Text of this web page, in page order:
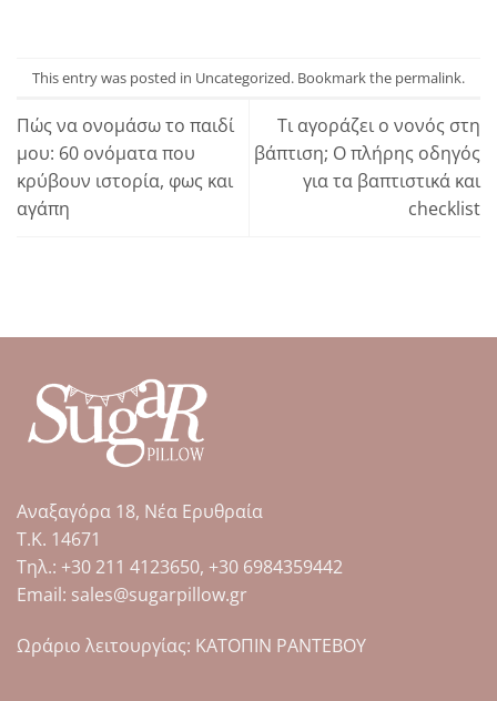
This entry was posted in Uncategorized. Bookmark the permalink.
Πώς να ονομάσω το παιδί
μου: 60 ονόματα που
κρύβουν ιστορία, φως και
αγάπη
Τι αγοράζει ο νονός στη
βάπτιση; Ο πλήρης οδηγός
για τα βαπτιστικά και
checklist
Αναξαγόρα 18, Νέα Ερυθραία
Τ.Κ. 14671
Tηλ.: +30 211 4123650, +30 6984359442
Email: sales@sugarpillow.gr
Ωράριο λειτουργίας: ΚΑΤΟΠΙΝ ΡΑΝΤΕΒΟΥ